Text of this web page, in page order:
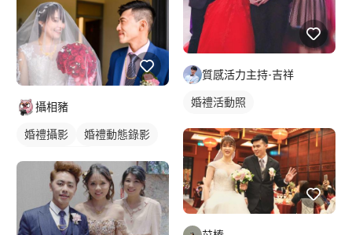
攝相豬
婚禮攝影
婚禮動態錄影
質感活力主持-吉祥
婚禮活動照